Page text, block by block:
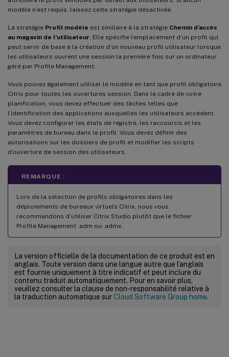
modèle n’est requis, laissez cette stratégie désactivée.
La stratégie Profil modèle est similaire à la stratégie Chemin d’accès
au magasin de l’utilisateur . Elle spécifie l’emplacement d’un profil qui
peut servir de base à la création d’un nouveau profil utilisateur lorsque
les utilisateurs ouvrent une session la première fois sur un ordinateur
géré par Profile Management.
Vous pouvez également utiliser le modèle en tant que profil obligatoire
Citrix pour toutes les ouvertures session. Dans le cadre de votre
planification, vous devez effectuer des tâches telles que
l’identification des applications auxquelles les utilisateurs accèdent.
Vous devez configurer les états de registre, les raccourcis et les
paramètres de bureau dans le profil. Vous devez définir des
autorisations sur les dossiers de profil et modifier les scripts
d’ouverture de session des utilisateurs.
REMARQUE :
Lors de la sélection de profils obligatoires dans les
déploiements de bureaux virtuels Citrix, nous vous
recommandons d’utiliser Citrix Studio plutôt que le fichier
Profile Management .adm ou .admx.
La version officielle de la documentation de ce produit est en
anglais. Toute version dans une langue autre que l’anglais
est fournie uniquement à titre indicatif et peut inclure du
contenu traduit automatiquement. Pour en savoir plus,
veuillez consulter la clause de non-responsabilité relative à
la traduction automatique surCloud Software Group home.